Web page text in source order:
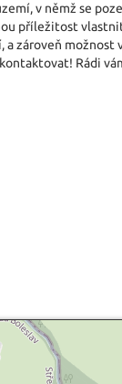
v němž se
příležitost
zároveň možnost
Rádi